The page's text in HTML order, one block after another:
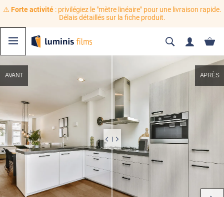
⚠️ Forte activité: privilégiez le "mètre linéaire" pour une livraison rapide.
Délais détaillés sur la fiche produit.
AVANT APRÈS